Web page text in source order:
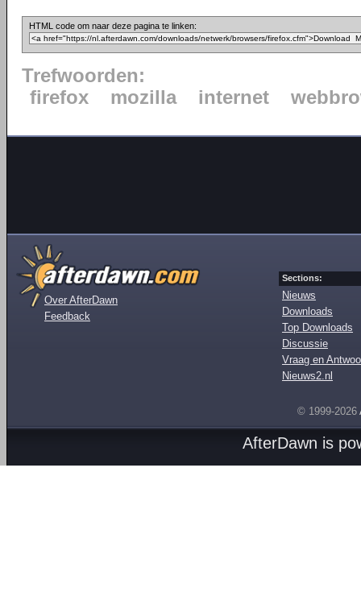
HTML code om naar deze pagina te linken:
Trefwoorden:
firefox
mozilla internet
Over AfterDawn
Feedback
Sections:
Nieuws
Downloads
Top Downloads
Discussie
Vraag en
Nieuws2.nl
© 1999-2026
AfterDawn is